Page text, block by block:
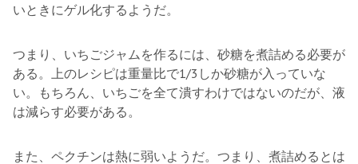
いときにゲル化するようだ。
つまり、いちごジャムを作るには、砂糖を煮詰める必要が
ある。上のレシピは重量比で1/3しか砂糖が入っていな
い。もちろん、いちごを全て潰すわけではないのだが、液
は減らす必要がある。
また、ペクチンは熱に弱いようだ。つまり、煮詰めるとは